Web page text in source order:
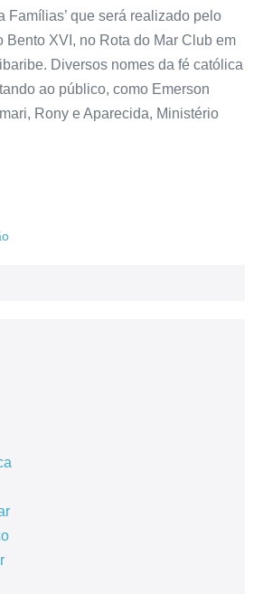
Famílias’ que será realizado pelo
Bento XVI, no Rota do Mar Club em
Diversos nomes da fé católica
ao público, como Emerson
Rony e Aparecida, Ministério